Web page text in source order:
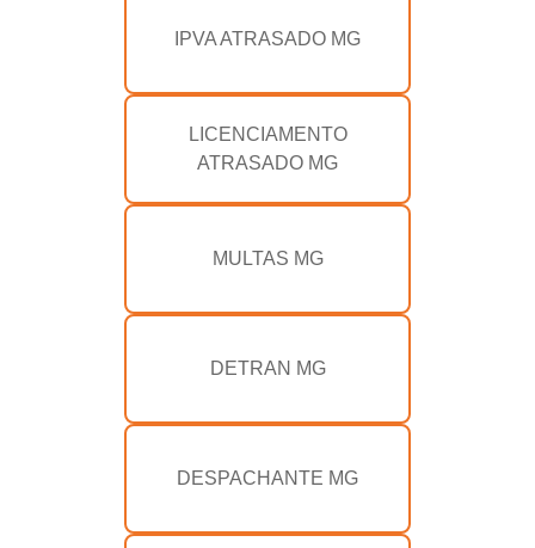
IPVA ATRASADO MG
LICENCIAMENTO
ATRASADO MG
MULTAS MG
DETRAN MG
DESPACHANTE MG